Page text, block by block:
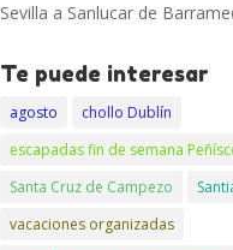
Sevilla a Sanlucar de
Te puede interesar
agosto
chollo Dublín
escapadas fin de semana
Santa Cruz de Campezo
vacaciones organizadas